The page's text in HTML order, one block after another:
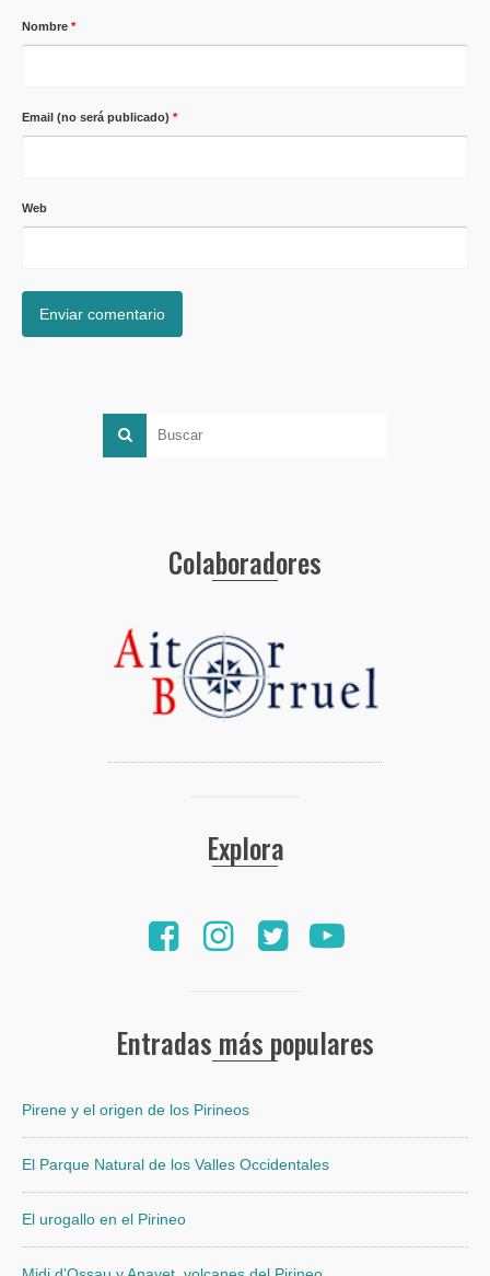
Nombre *
Email (no será publicado) *
Web
Colaboradores
Explora
Entradas más populares
Pirene y el origen de los Pirineos
El Parque Natural de los Valles Occidentales
El urogallo en el Pirineo